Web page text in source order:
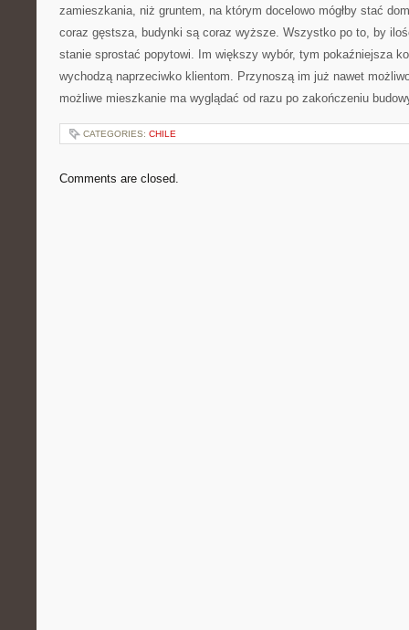
zamieszkania, niż gruntem, na którym docelowo mógłby stać
coraz gęstsza, budynki są coraz wyższe. Wszystko po to, by
stanie sprostać popytowi. Im większy wybór, tym pokaźniejsza
wychodzą naprzeciwko klientom. Przynoszą im już nawet
możliwe mieszkanie ma wyglądać od razu po zakończeniu
CATEGORIES: CHILE
Comments are closed.